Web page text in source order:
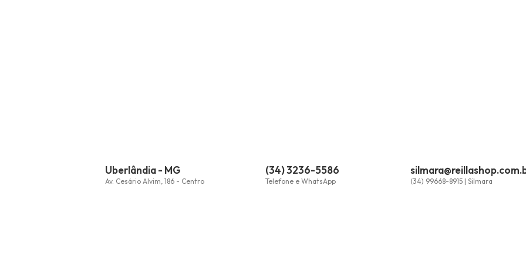
Uberlândia - MG
Av. Cesário Alvim, 186 - Centro
(34) 3236-5586
Telefone e WhatsApp (34) 99668-8915 | Silmara